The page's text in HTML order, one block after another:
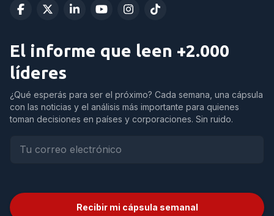
El informe que leen +2.000
líderes
¿Qué esperás para ser el próximo? Cada semana, una cápsula
con las noticias y el análisis más importante para quienes
toman decisiones en países y corporaciones. Sin ruido.
Recibir mi cápsula semanal